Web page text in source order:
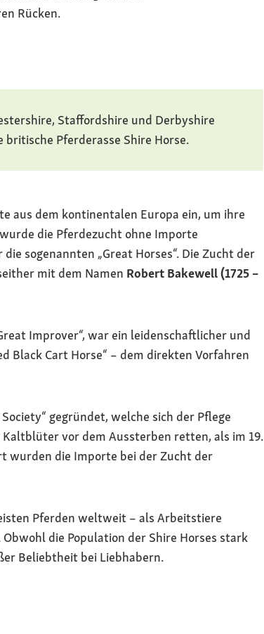
Rücken.
Staffordshire und Derbyshire
britische Pferderasse Shire Horse.
aus dem kontinentalen Europa ein, um ihre
die Pferdezucht ohne Importe
sogenannten „Great Horses“. Die Zucht der
mit dem Namen Robert Bakewell (1725 –
Improver“, war ein leidenschaftlicher und
Black Cart Horse“ – dem direkten Vorfahren
gegründet, welche sich der Pflege
vor dem Aussterben retten, als im 19.
wurden die Importe bei der Zucht der
Pferden weltweit – als Arbeitstiere
die Population der Shire Horses stark
Beliebtheit bei Liebhabern.